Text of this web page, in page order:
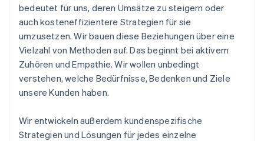
bedeutet für uns, deren Umsätze zu steigern oder
auch kosteneffizientere Strategien für sie
umzusetzen. Wir bauen diese Beziehungen über eine
Vielzahl von Methoden auf. Das beginnt bei aktivem
Zuhören und Empathie. Wir wollen unbedingt
verstehen, welche Bedürfnisse, Bedenken und Ziele
unsere Kunden haben.
Wir entwickeln außerdem kundenspezifische
Strategien und Lösungen für jedes einzelne